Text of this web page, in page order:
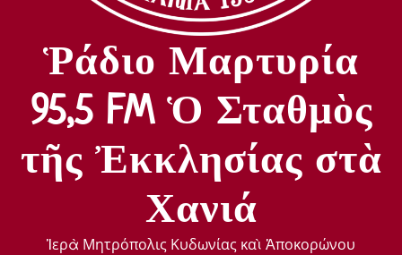
Ῥάδιο Μαρτυρία
95,5 FM Ὁ Σταθμὸς
τῆς Ἐκκλησίας στὰ
Χανιά
Ἱερὰ Μητρόπολις Κυδωνίας καὶ Ἀποκορώνου